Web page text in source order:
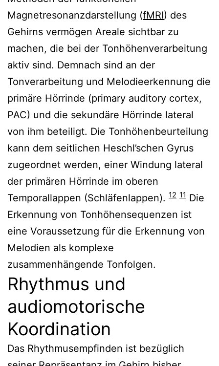
Magnetresonanzdarstellung (fMRI) des
Gehirns vermögen Areale sichtbar zu
machen, die bei der Tonhöhenverarbeitung
aktiv sind. Demnach sind an der
Tonverarbeitung und Melodieerkennung die
primäre Hörrinde (primary auditory cortex,
PAC) und die sekundäre Hörrinde lateral
von ihm beteiligt. Die Tonhöhenbeurteilung
kann dem seitlichen Heschl’schen Gyrus
zugeordnet werden, einer Windung lateral
der primären Hörrinde im oberen
Temporallappen (Schläfenlappen). 12 11 Die
Erkennung von Tonhöhensequenzen ist
eine Voraussetzung für die Erkennung von
Melodien als komplexe
zusammenhängende Tonfolgen.
Rhythmus und
audiomotorische
Koordination
Das Rhythmusempfinden ist bezüglich